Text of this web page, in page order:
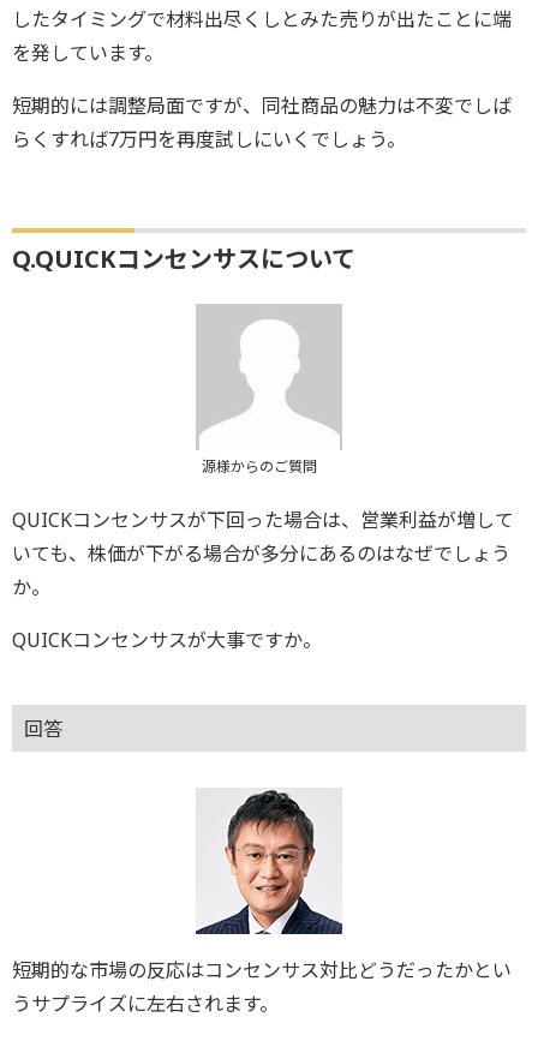
したタイミングで材料出尽くしとみた売りが出たことに端
を発しています。
短期的には調整局面ですが、同社商品の魅力は不変でしば
らくすれば7万円を再度試しにいくでしょう。
Q.QUICKコンセンサスについて
源様からのご質問
QUICKコンセンサスが下回った場合は、営業利益が増して
いても、株価が下がる場合が多分にあるのはなぜでしょう
か。
QUICKコンセンサスが大事ですか。
回答
短期的な市場の反応はコンセンサス対比どうだったかとい
うサプライズに左右されます。